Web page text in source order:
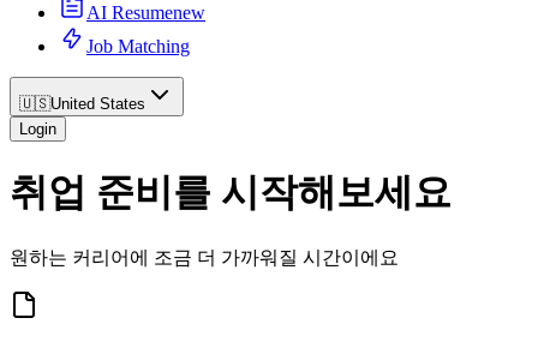
AI Resumenew
Job Matching
🇺🇸United States
Login
취업 준비를 시작해보세요
원하는 커리어에 조금 더 가까워질 시간이에요